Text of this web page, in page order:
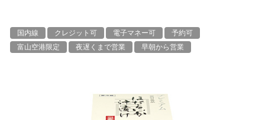
国内線 クレジット可 電子マネー可
予約可
富山空港限定
夜遅くまで営業 早朝から営業